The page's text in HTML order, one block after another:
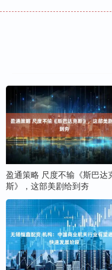
盈通策略 尺度不输《斯巴达
斯》，这部美剧给到夯